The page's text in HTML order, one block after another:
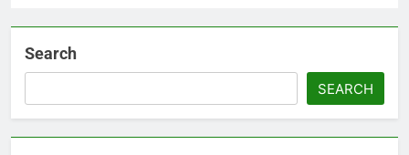
Search
SEARCH